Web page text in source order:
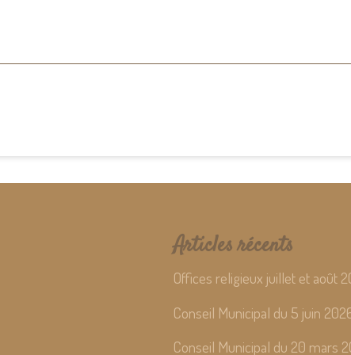
Articles récents
Offices religieux juillet et août
Conseil Municipal du 5 juin
Conseil Municipal du 20 mars